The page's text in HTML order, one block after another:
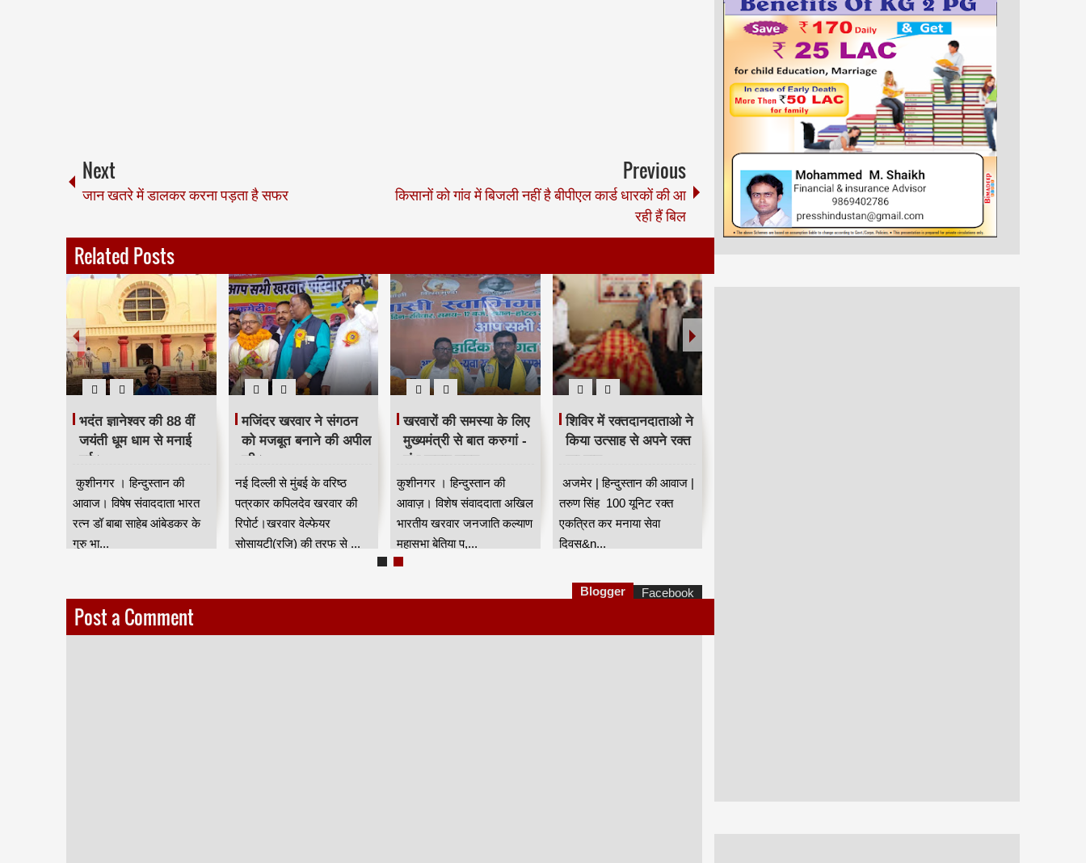
Next
जान खतरे में डालकर करना पड़ता है सफर
Previous
किसानों को गांव में बिजली नहीं है बीपीएल कार्ड धारकों की आ
रही हैं बिल
Related Posts
भदंत ज्ञानेश्वर की 88 वीं
जयंती धूम धाम से मनाई
गई।
कुशीनगर । हिन्दुस्तान की
आवाज। विषेष संवाददाता भारत
रत्न डॉ बाबा साहेब आंबेडकर के
गुरु भा...
मजिंदर खरवार ने संगठन
को मजबूत बनाने की अपील
की।
नई दिल्ली से मुंबई के वरिष्ठ
पत्रकार कपिलदेव खरवार की
रिपोर्ट।खरवार वेल्फेयर
सोसायटी(रजि) की तरफ से ...
खरवारों की समस्या के लिए
मुख्यमंत्री से बात करुगां -
शंभू कुमार सुमन
कुशीनगर । हिन्दुस्तान की
आवाज़। विशेष संवाददाता अखिल
भारतीय खरवार जनजाति कल्याण
महासभा बेतिया प,...
शिविर में रक्तदानदाताओ ने
किया उत्साह से अपने रक्त
का दान
अजमेर | हिन्दुस्तान की आवाज |
तरुण सिंह 100 यूनिट रक्त
एकत्रित कर मनाया सेवा
दिवस&n...
Post a Comment
Blogger Facebook